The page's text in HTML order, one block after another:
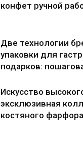
конфет ручной
Две технологии
упаковки для
подарков:
Искусство
эксклюзивная
костяного